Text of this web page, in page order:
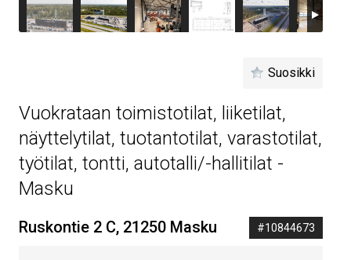
Suosikki
Vuokrataan toimistotilat, liiketilat,
näyttelytilat, tuotantotilat, varastotilat,
työtilat, tontti, autotalli/-hallitilat -
Masku
Ruskontie 2 C, 21250 Masku #10844673